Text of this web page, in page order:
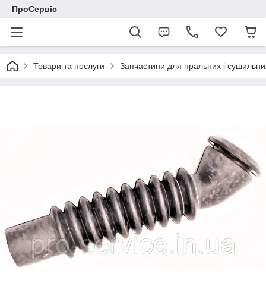
ПроСервіс
Товари та послуги Запчастини для пральних і